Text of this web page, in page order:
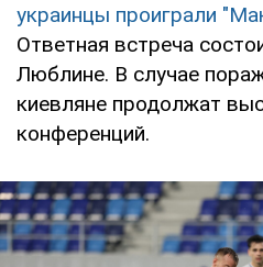
украинцы проиграли
Ответная встреча
Люблине. В случае
киевляне продолжат
конференций.